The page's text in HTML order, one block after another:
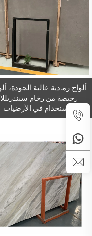
ألواح رمادية عالية الجودة،
رخيصة من رخام سيندريللا
للاستخدام في الأرضيات